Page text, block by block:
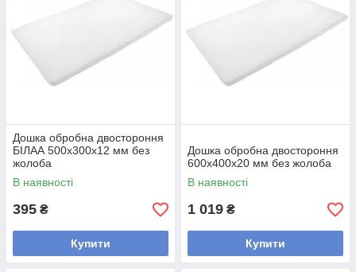
Дошка обробна двостороння
БІЛАА 500х300х12 мм без
жолоба
В наявності
395 ₴
Купити
Дошка обробна двостороння
600х400х20 мм без жолоба
В наявності
1 019 ₴
Купити